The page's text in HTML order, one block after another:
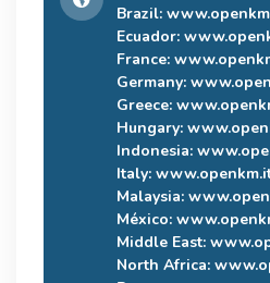
Brazil:
Ecuador:
France:
Germany:
Greece:
Hungary:
Indonesia:
Italy:
Malaysia:
México:
Middle East:
North Africa: